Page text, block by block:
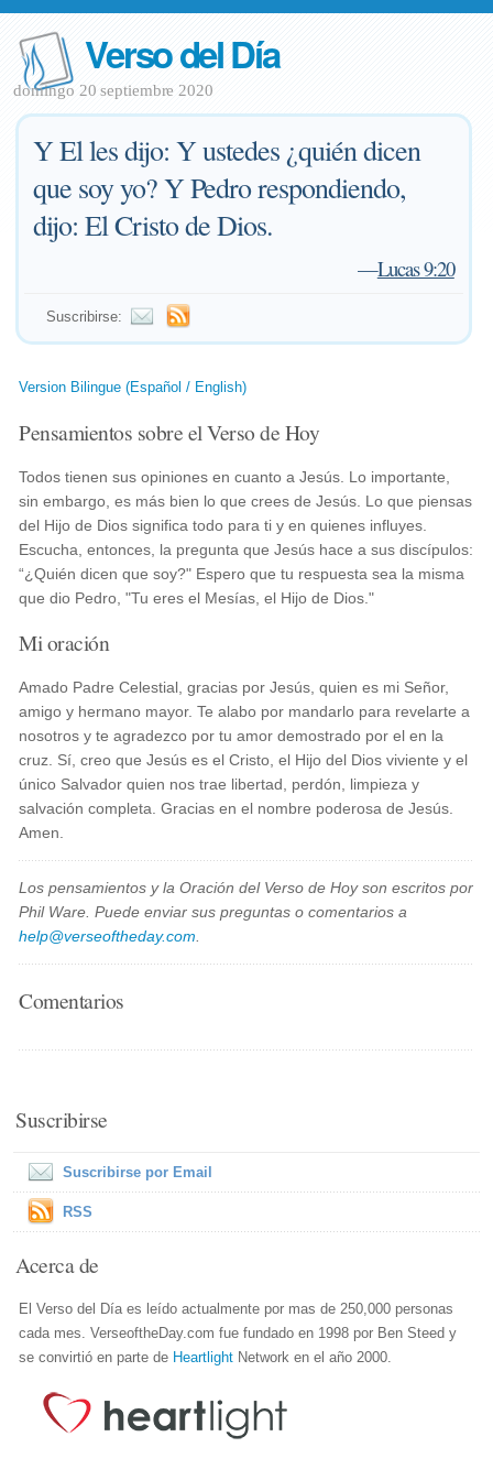
Verso del Día
domingo 20 septiembre 2020
Y El les dijo: Y ustedes ¿quién dicen
que soy yo? Y Pedro respondiendo,
dijo: El Cristo de Dios.
—Lucas 9:20
Suscribirse:
Version Bilingue (Español / English)
Pensamientos sobre el Verso de Hoy
Todos tienen sus opiniones en cuanto a Jesús. Lo importante,
sin embargo, es más bien lo que crees de Jesús. Lo que piensas
del Hijo de Dios significa todo para ti y en quienes influyes.
Escucha, entonces, la pregunta que Jesús hace a sus discípulos:
“¿Quién dicen que soy?" Espero que tu respuesta sea la misma
que dio Pedro, "Tu eres el Mesías, el Hijo de Dios."
Mi oración
Amado Padre Celestial, gracias por Jesús, quien es mi Señor,
amigo y hermano mayor. Te alabo por mandarlo para revelarte a
nosotros y te agradezco por tu amor demostrado por el en la
cruz. Sí, creo que Jesús es el Cristo, el Hijo del Dios viviente y el
único Salvador quien nos trae libertad, perdón, limpieza y
salvación completa. Gracias en el nombre poderosa de Jesús.
Amen.
Los pensamientos y la Oración del Verso de Hoy son escritos por
Phil Ware. Puede enviar sus preguntas o comentarios a
help@verseoftheday.com
Comentarios
Suscribirse
Suscribirse por Email
RSS
Acerca de
El Verso del Día es leído actualmente por mas de 250,000 personas
cada mes. VerseoftheDay.com fue fundado en 1998 por Ben Steed y
se convirtió en parte de Heartlight Network en el año 2000.